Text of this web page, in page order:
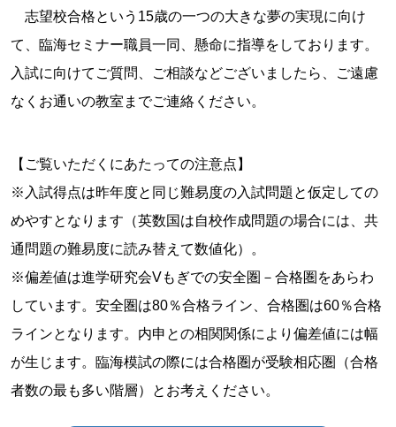
志望校合格という15歳の一つの大きな夢の実現に向け
て、臨海セミナー職員一同、懸命に指導をしております。
入試に向けてご質問、ご相談などございましたら、ご遠慮
なくお通いの教室までご連絡ください。
【ご覧いただくにあたっての注意点】
※入試得点は昨年度と同じ難易度の入試問題と仮定しての
めやすとなります（英数国は自校作成問題の場合には、共
通問題の難易度に読み替えて数値化）。
※偏差値は進学研究会Vもぎでの安全圏－合格圏をあらわ
しています。安全圏は80％合格ライン、合格圏は60％合格
ラインとなります。内申との相関関係により偏差値には幅
が生じます。臨海模試の際には合格圏が受験相応圏（合格
者数の最も多い階層）とお考えください。